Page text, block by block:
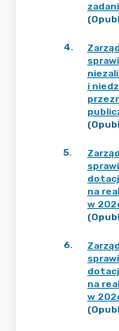
4.
i
5.
na
w
6.
na
w